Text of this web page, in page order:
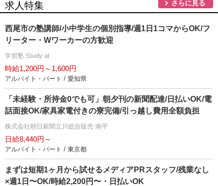
求人特集 さらに見る
西尾市の塾講師/小中学生の個別指導/週1日1コマからOK/フ
リーター・Wワーカーの方歓迎
学習塾 Study at
時給1,200円～1,600円
アルバイト・パート / 愛知県
「未経験・所持金0でも可」朝夕刊の新聞配達/日払いOK/電
話面接OK/家具家電付きの寮完備/引っ越し費用全額負担
株式会社朝日新聞立川総合販売 南平
日給8,440円～
アルバイト・パート / 東京都
まずは短期1ヶ月から試せるメディアPRスタッフ/残業なし
×週1日〜OK/時給2,200円〜・日払いOK